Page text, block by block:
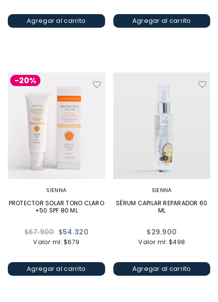
Agregar al carrito Agregar al carrito
-20%
SIENNA
PROTECTOR SOLAR TONO CLARO
+50 SPF 80 ML
Precio
habitual
$67.900 $54.320
Valor ml: $679
Agregar al carrito
SIENNA
SÉRUM CAPILAR REPARADOR 60
ML
Precio
habitual
$29.900
Valor ml: $498
Agregar al carrito